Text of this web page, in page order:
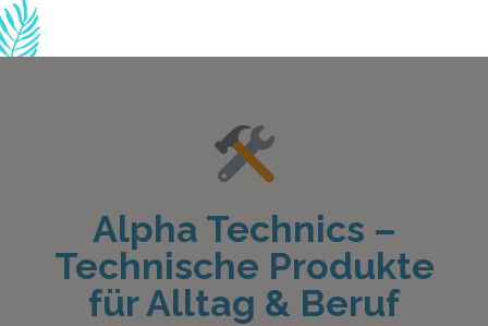
Alpha Technics –
Technische Produkte
für Alltag & Beruf